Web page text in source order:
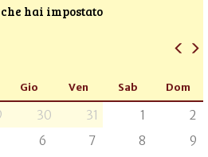
hai impostato
Gio Ven Sab Dom
30 31 1
2
6 7 8
9